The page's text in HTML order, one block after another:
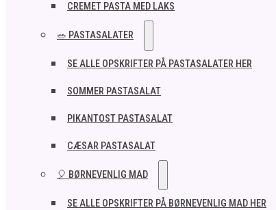
CREMET PASTA MED LAKS
🥗 PASTASALATER
SE ALLE OPSKRIFTER PÅ PASTASALATER HER
SOMMER PASTASALAT
PIKANTOST PASTASALAT
CÆSAR PASTASALAT
🎈 BØRNEVENLIG MAD
SE ALLE OPSKRIFTER PÅ BØRNEVENLIG MAD HER